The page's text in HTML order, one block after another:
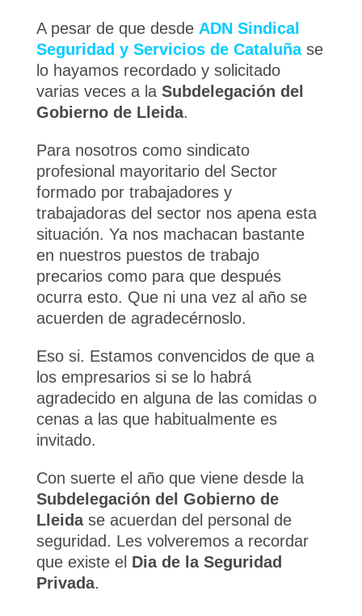
A pesar de que desde ADN Sindical
Seguridad y Servicios de Cataluñase
lo hayamos recordado y solicitado
varias veces a la Subdelegación del
Gobierno de Lleida.
Para nosotros como sindicato
profesional mayoritario del Sector
formado por trabajadores y
trabajadoras del sector nos apena esta
situación. Ya nos machacan bastante
en nuestros puestos de trabajo
precarios como para que después
ocurra esto. Que ni una vez al año se
acuerden de agradecérnoslo.
Eso si. Estamos convencidos de que a
los empresarios si se lo habrá
agradecido en alguna de las comidas o
cenas a las que habitualmente es
invitado.
Con suerte el año que viene desde la
Subdelegación del Gobierno de
Lleidase acuerdan del personal de
seguridad. Les volveremos a recordar
que existe el Dia de la Seguridad
Privada.